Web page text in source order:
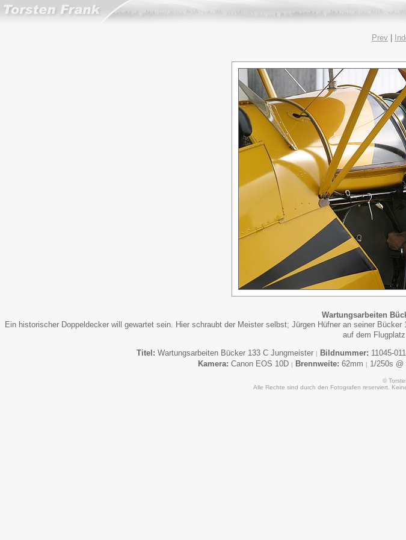
Prev
Wartungsarbeiten
Ein historischer Doppeldecker will gewartet sein. Hier schraubt der Meister selbst; Jürgen Hüfner an seiner
auf dem
Titel: Wartungsarbeiten Bücker 133 C Jungmeister | Bildnummer: 11045-
Kamera: Canon EOS 10D | Brennweite: 62mm | 1/250s @
©
Alle Rechte sind durch den Fotografen reserviert.